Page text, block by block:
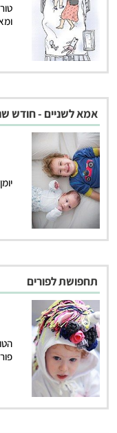
אמא לשניים - חודש
תחפושת לפורים